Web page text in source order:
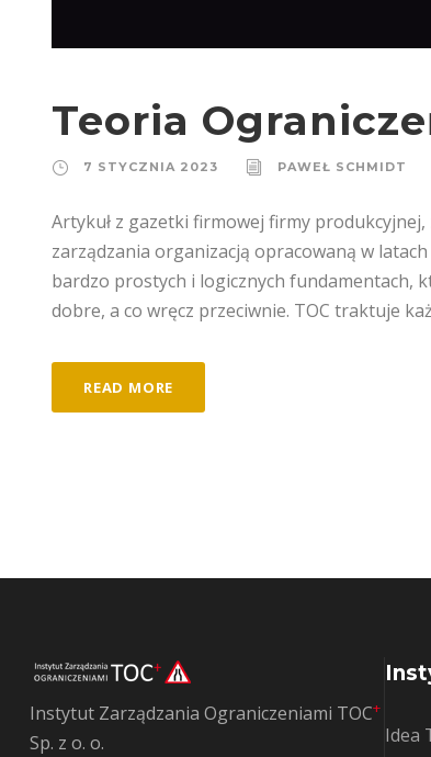
Teoria
7 STYCZNIA 2023 PAWEŁ SCHMIDT
Artykuł z gazetki firmowej firmy
zarządzania organizacją opracowaną w
bardzo prostych i logicznych fundamentach,
dobre, a co wręcz przeciwnie. TOC traktuje
READ MORE
Instytut Zarządzania Ograniczeniami TOC+
Sp. z o. o.
Idea